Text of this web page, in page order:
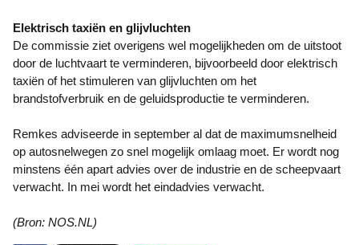
Elektrisch taxiën en glijvluchten
De commissie ziet overigens wel mogelijkheden om de uitstoot
door de luchtvaart te verminderen, bijvoorbeeld door elektrisch
taxiën of het stimuleren van glijvluchten om het
brandstofverbruik en de geluidsproductie te verminderen.
Remkes adviseerde in september al dat de maximumsnelheid
op autosnelwegen zo snel mogelijk omlaag moet. Er wordt nog
minstens één apart advies over de industrie en de scheepvaart
verwacht. In mei wordt het eindadvies verwacht.
(Bron: NOS.NL)